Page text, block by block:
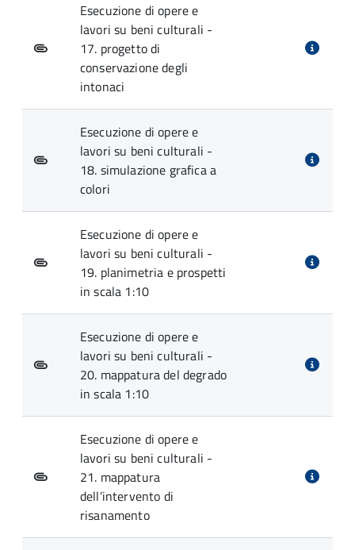
Esecuzione di opere e
lavori su beni culturali -
17. progetto di
conservazione degli
intonaci
Esecuzione di opere e
lavori su beni culturali -
18. simulazione grafica a
colori
Esecuzione di opere e
lavori su beni culturali -
19. planimetria e prospetti
in scala 1:10
Esecuzione di opere e
lavori su beni culturali -
20. mappatura del degrado
in scala 1:10
Esecuzione di opere e
lavori su beni culturali -
21. mappatura
dell’intervento di
risanamento